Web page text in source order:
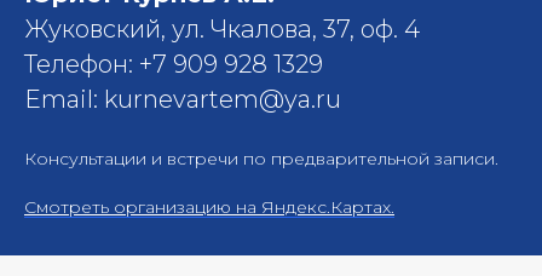
Жуковский, ул. Чкалова, 37, оф. 4
Телефон: +7 909 928 1329
Email: kurnevartem@ya.ru
Консультации и встречи по предварительной записи.
Смотреть организацию на Яндекс.Картах.